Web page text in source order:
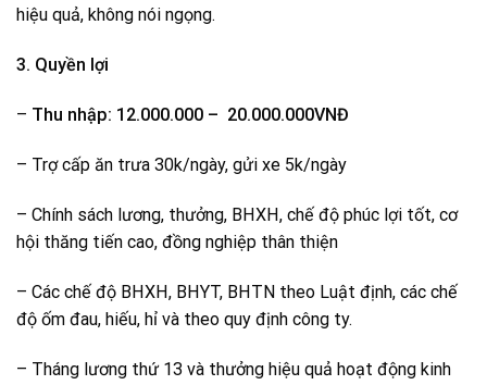
hiệu quả, không nói ngọng.
3. Quyền lợi
– Thu nhập: 12.000.000 – 20.000.000VNĐ
– Trợ cấp ăn trưa 30k/ngày, gửi xe 5k/ngày
– Chính sách lương, thưởng, BHXH, chế độ phúc lợi tốt, cơ
hội thăng tiến cao, đồng nghiệp thân thiện
– Các chế độ BHXH, BHYT, BHTN theo Luật định, các chế
độ ốm đau, hiếu, hỉ và theo quy định công ty.
– Tháng lương thứ 13 và thưởng hiệu quả hoạt động kinh